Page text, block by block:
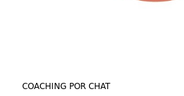
COACHING POR CHAT